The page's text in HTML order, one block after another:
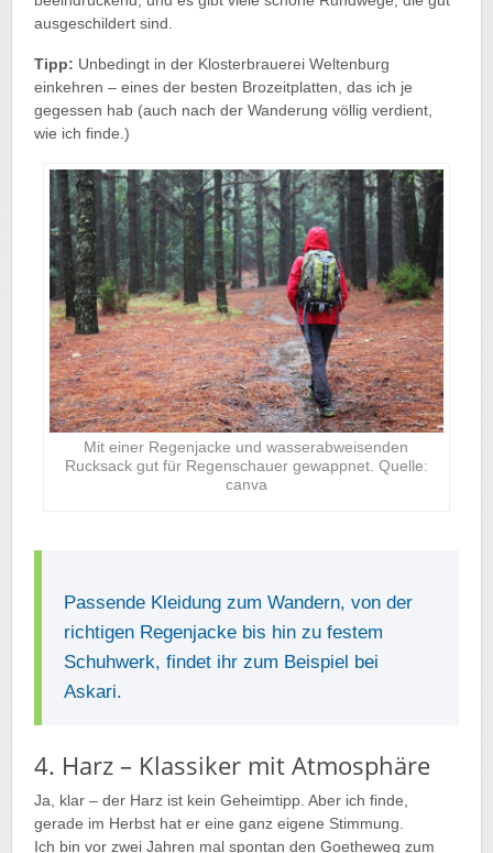
ausgeschildert sind.
Tipp: Unbedingt in der Klosterbrauerei Weltenburg
einkehren – eines der besten Brozeitplatten, das ich je
gegessen hab (auch nach der Wanderung völlig verdient,
wie ich finde.)
Mit einer Regenjacke und wasserabweisenden
Rucksack gut für Regenschauer gewappnet. Quelle:
canva
Passende Kleidung zum Wandern, von der
richtigen Regenjacke bis hin zu festem
Schuhwerk, findet ihr zum Beispiel bei
Askari.
4. Harz – Klassiker mit Atmosphäre
Ja, klar – der Harz ist kein Geheimtipp. Aber ich finde,
gerade im Herbst hat er eine ganz eigene Stimmung.
Ich bin vor zwei Jahren mal spontan den Goetheweg zum